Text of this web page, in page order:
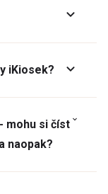
iKiosek?
mohu si číst
naopak?